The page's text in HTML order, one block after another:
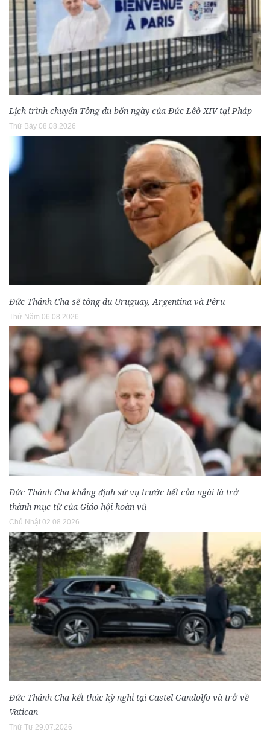
Lịch trình chuyến Tông du bốn ngày của Đức Lêô XIV tại Pháp
Thứ Bảy 08.08.2026
Đức Thánh Cha sẽ tông du Uruguay, Argentina và Pêru
Thứ Năm 06.08.2026
Đức Thánh Cha khẳng định sứ vụ trước hết của ngài là trở
thành mục tử của Giáo hội hoàn vũ
Chủ Nhật 02.08.2026
Đức Thánh Cha kết thúc kỳ nghỉ tại Castel Gandolfo và trở về
Vatican
Thứ Tư 29.07.2026